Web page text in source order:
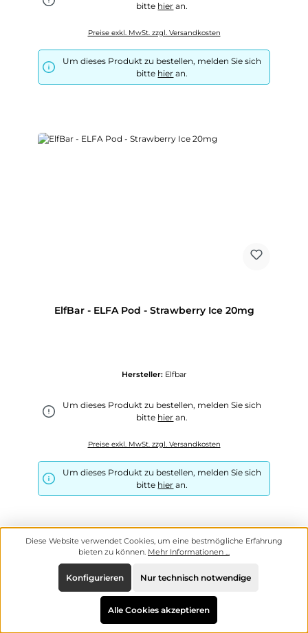
bitte hier an.
Preise exkl. MwSt. zzgl. Versandkosten
Um dieses Produkt zu bestellen, melden Sie sich
bitte hier an.
ElfBar - ELFA Pod - Strawberry Ice 20mg
Hersteller: Elfbar
Um dieses Produkt zu bestellen, melden Sie sich
bitte hier an.
Preise exkl. MwSt. zzgl. Versandkosten
Um dieses Produkt zu bestellen, melden Sie sich
bitte hier an.
Diese Website verwendet Cookies, um eine bestmögliche Erfahrung
bieten zu können. Mehr Informationen ...
Nur technisch notwendige
Konfigurieren
Alle Cookies akzeptieren